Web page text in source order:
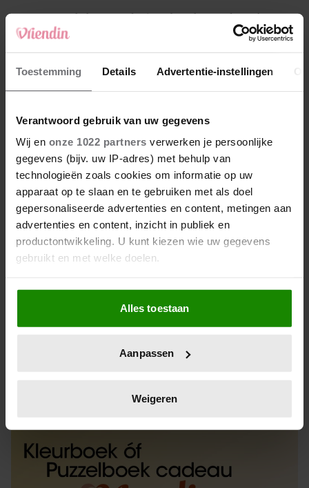
Toestemming Details Advertentie-instellingen
Verantwoord gebruik van uw gegevens
Wij en onze 1022 partners verwerken je persoonlijke
gegevens (bijv. uw IP-adres) met behulp van
technologieën zoals cookies om informatie op uw
apparaat op te slaan en te gebruiken met als doel
gepersonaliseerde advertenties en content, metingen aan
advertenties en content, inzicht in publiek en
productontwikkeling. U kunt kiezen wie uw gegevens
gebruikt en met welke doelen.
Als u het toestaat, willen we ook graag:
Informatie verzamelen over uw geografische
locatie, die tot een paar meter nauwkeurig kan zijn
scannen op specifieke eigenschappen (fingerprinting)
verwerkt en stel uw voorkeuren in het
intrekken in de Cookieverklaring.
We gebruiken cookies om content en advertenties te
personaliseren, om functies voor social media te bieden
Alles toestaan
Aanpassen
Weigeren
4 Makelaar Mandy: ‘Een bericht van de BN’er.
Een foto. Mijn lijf reageert’
5 Makelaar Mandy: ‘Vrijdagavond belde Bart.
Hij sprak eng kalm’
Nieuw